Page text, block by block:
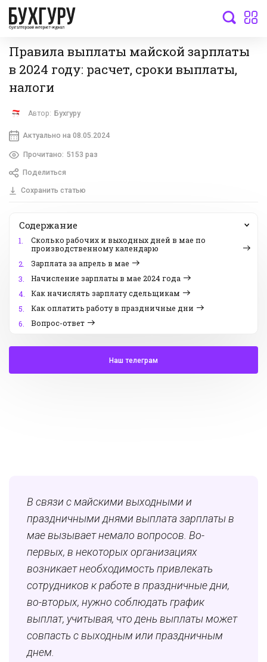
бухгалтерский интернет-журнал
Правила выплаты майской зарплаты
в 2024 году: расчет, сроки выплаты,
налоги
Автор: Бухгуру
Актуально на 08.05.2024
Прочитано: 5153 раз
Поделиться
Сохранить статью
Содержание
1.
Сколько рабочих и выходных дней в мае по
производственному календарю
2.
Зарплата за апрель в мае
3.
Начисление зарплаты в мае 2024 года
4.
Как начислять зарплату сдельщикам
5.
Как оплатить работу в праздничные дни
6.
Вопрос-ответ
Наш телеграм
В связи с майскими выходными и
праздничными днями выплата зарплаты в
мае вызывает немало вопросов. Во-
первых, в некоторых организациях
возникает необходимость привлекать
сотрудников к работе в праздничные дни,
во-вторых, нужно соблюдать график
выплат, учитывая, что день выплаты может
совпасть с выходным или праздничным
днем.